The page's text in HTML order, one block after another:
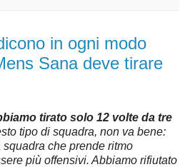
in ogni modo
Sana deve tirare
tirato solo 12 volte da tre
tipo di squadra, non va bene:
che prende ritmo
più offensivi. Abbiamo rifiutato